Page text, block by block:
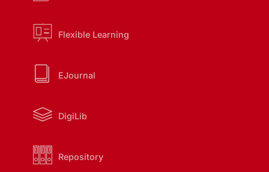
Flexible Learning
EJournal
DigiLib
Repository